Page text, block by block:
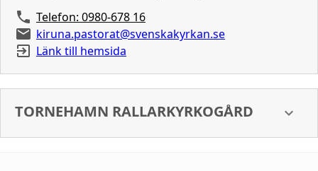
Telefon: 0980-678 16
kiruna.pastorat@svenskakyrkan.se
Länk till hemsida
TORNEHAMN RALLARKYRKOGÅRD